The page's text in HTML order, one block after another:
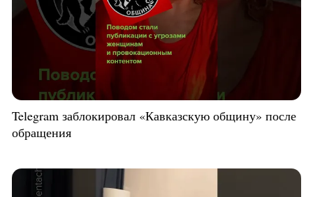
Telegram заблокировал «Кавказскую общину» после
обращения